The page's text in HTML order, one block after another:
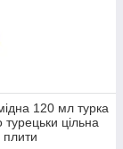
120 мл турка
цільна
плити